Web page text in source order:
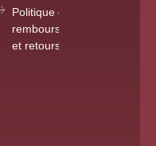
Politique de
remboursements
et retours